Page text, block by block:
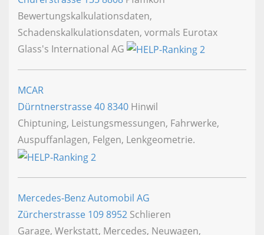
Bewertungskalkulationsdaten,
Schadenskalkulationsdaten, vormals Eurotax
Glass's International AG
MCAR
Dürntnerstrasse 408340 Hinwil
Chiptuning, Leistungsmessungen, Fahrwerke,
Auspuffanlagen, Felgen, Lenkgeometrie.
Mercedes-Benz Automobil AG
Zürcherstrasse 1098952 Schlieren
Garage, Werkstatt, Mercedes, Neuwagen,